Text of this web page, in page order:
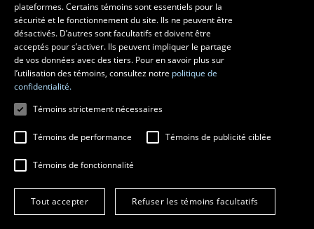
MESURES D'URGENCE
Composer le418 656-5555
© 2026 Université Laval
Tous droits réservés
Conditions générales d'utilisation
Fraude en ligne
plateformes. Certains témoins sont essentiels pour la
sécurité et le fonctionnement du site. Ils ne peuvent être
désactivés. D’autres sont facultatifs et doivent être
acceptés pour s’activer. Ils peuvent impliquer le partage
de vos données avec des tiers. Pour en savoir plus sur
l’utilisation des témoins, consultez notre politique de
confidentialité.
Témoins strictement nécessaires
Témoins de performance Témoins de publicité ciblée
Témoins de fonctionnalité
Tout accepter Refuser les témoins facultatifs